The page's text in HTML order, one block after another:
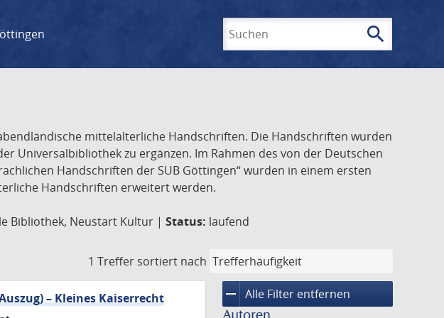
search
mittelalterliche Handschriften. Die Handschriften wurden
Universalbibliothek zu ergänzen. Im Rahmen des von der Deutschen
Handschriften der SUB Göttingen“ wurden in einem ersten
Handschriften erweitert werden.
Bibliothek, Neustart Kultur | Status: laufend
1 Treffer sortiert nach
remove Alle Filter entfernen
– Kleines Kaiserrecht